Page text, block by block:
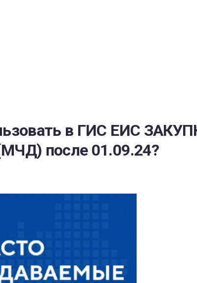
в ГИС ЕИС
после 01.09.24?